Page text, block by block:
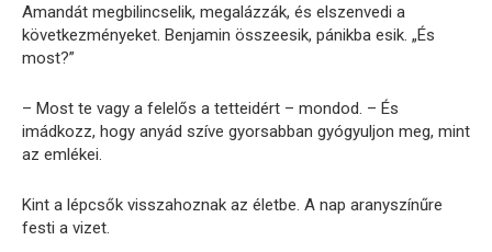
Amandát megbilincselik, megalázzák, és elszenvedi a
következményeket. Benjamin összeesik, pánikba esik. „És
most?”
– Most te vagy a felelős a tetteidért – mondod. – És
imádkozz, hogy anyád szíve gyorsabban gyógyuljon meg, mint
az emlékei.
Kint a lépcsők visszahoznak az életbe. A nap aranyszínűre
festi a vizet.